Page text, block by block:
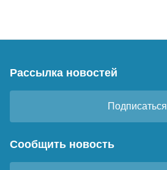
Рассылка новостей
Подписаться
Сообщить новость